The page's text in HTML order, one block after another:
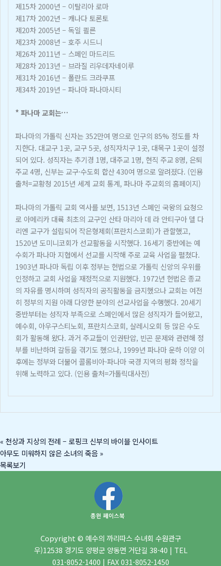
제15차 2000년 – 이탈리아 로마
제17차 2002년 – 캐나다 토론토
제20차 2005년 – 독일 쾰른
제23차 2008년 – 호주 시드니
제26차 2011년 – 스페인 마드리드
제28차 2013년 – 브라질 리우데자네이루
제31차 2016년 – 폴란드 크라쿠프
제34차 2019년 – 파나마 파나마시티
* 파나마 교회는…
파나마의 가톨릭 신자는 352만여 명으로 인구의 85% 정도를 차
지한다. 대교구 1곳, 교구 5곳, 성직자치구 1곳, 대목구 1곳이 설정
되어 있다. 성직자는 추기경 1명, 대주교 1명, 현직 주교 8명, 은퇴
주교 4명, 신부는 교구·수도회 합산 430여 명으로 알려졌다. (인용
출처=교황청 2015년 세계 교회 통계, 파나마 주교회의 홈페이지)
파나마의 가톨릭 교회 역사를 보면, 1513년 스페인 국왕의 요청으
로 아메리카 대륙 최초의 교구인 산타 마리아 데 라 안티구아 델 다
리엔 교구가 설립되어 작은형제회(프란치스코회)가 관할했고,
1520년 도미니코회가 선교활동을 시작했다. 16세기 중반에는 예
수회가 파나마 지협에서 선교를 시작해 주로 교육 사업을 펼쳤다.
1903년 파나마 독립 이후 정부는 헌법으로 가톨릭 신앙의 우위를
인정하고 교회 사업을 재정적으로 지원했다. 1972년 헌법은 종교
의 자유를 명시하며 성직자의 공직활동을 금지했으나 교회는 여전
히 정부의 지원 아래 다양한 분야의 선교사업을 수행했다. 20세기
중반부터는 성직자 부족으로 스페인에서 많은 성직자가 들어왔고,
예수회, 아우구스티노회, 프란치스코회, 살레시오회 등 많은 수도
회가 활동해 왔다. 과거 주교들이 인권탄압, 빈곤 문제와 관련해 정
부를 비난하며 갈등을 겪기도 했으나, 1999년 파나마 운하 이양 이
후에는 정부와 더불어 콜롬비아-파나마 국경 지역의 평화 정착을
위해 노력하고 있다. (인용 출처=가톨릭대사전)
« 천상과 지상의 전례 – 로핑크 신부의 바이블 인사이트
아무도 미워하지 않은 소녀의 죽음 »
목록보기
Copyright © 예수의 까리따스 수녀회 수원관구
우)12538 경기도 양평군 양동면 거단길 38-40 | TEL
031-8052-1400 | FAX 031-8052-1450